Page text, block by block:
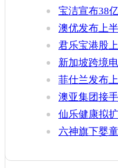
融资
宝洁宣布38
Thorne
澳优发布上
君乐宝港股
新加坡跨境
增官方健康
菲仕兰发布
澳亚集团接
仙乐健康拟
六神旗下婴